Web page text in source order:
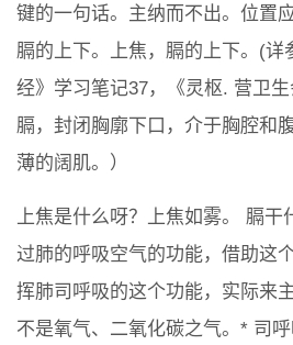
键的一句话。主纳而不出。位置
膈的上下。上焦，膈的上下。(详
经》学习笔记37，《灵枢. 营卫生
膈，封闭胸廓下口，介于胸腔和
薄的阔肌。）
上焦是什么呀？上焦如雾。 膈干
过肺的呼吸空气的功能，借助这
挥肺司呼吸的这个功能，实际来
不是氧气、二氧化碳之气。* 司